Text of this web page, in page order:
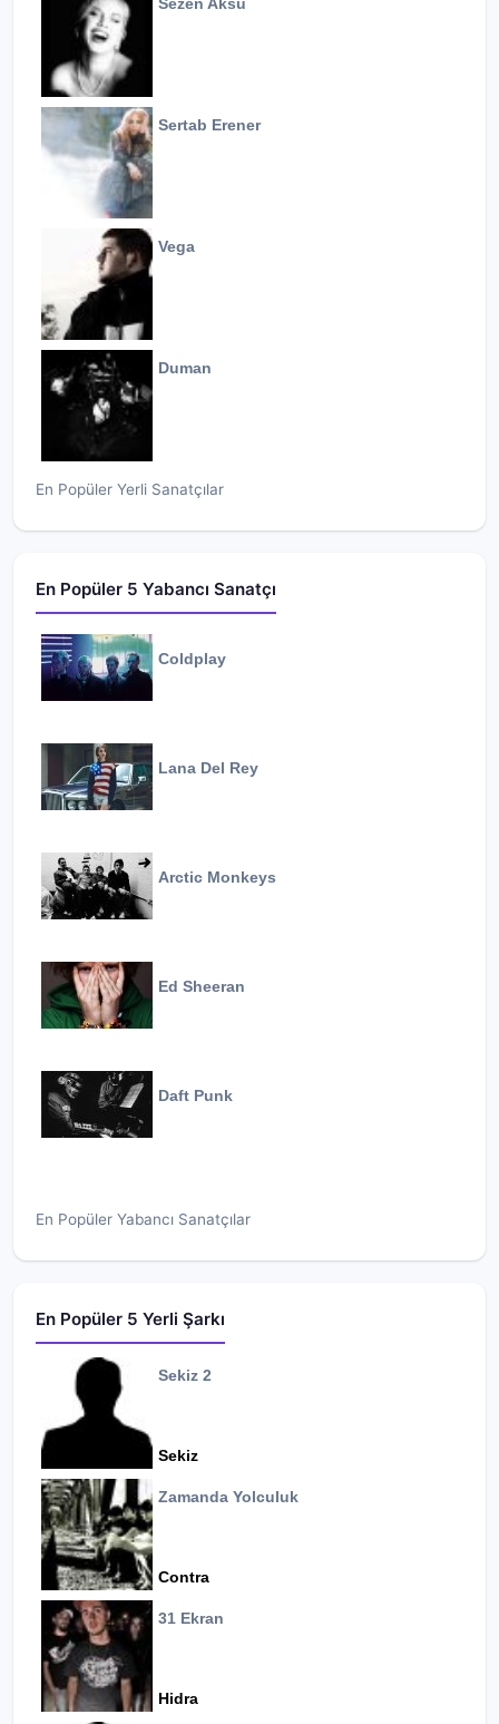
Sezen Aksu
Sertab Erener
Vega
Duman
En Popüler Yerli Sanatçılar
En Popüler 5 Yabancı Sanatçı
Coldplay
Lana Del Rey
Arctic Monkeys
Ed Sheeran
Daft Punk
En Popüler Yabancı Sanatçılar
En Popüler 5 Yerli Şarkı
Sekiz 2
Sekiz
Zamanda Yolculuk
Contra
31 Ekran
Hidra